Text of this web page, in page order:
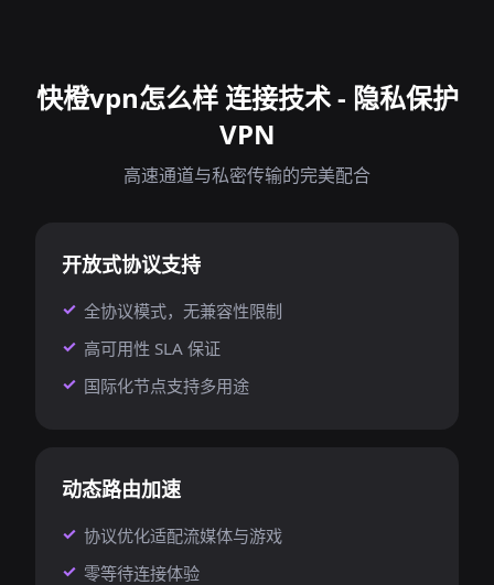
快橙vpn怎么样 连接技术 - 隐私保护
VPN
高速通道与私密传输的完美配合
开放式协议支持
全协议模式，无兼容性限制
高可用性 SLA 保证
国际化节点支持多用途
动态路由加速
协议优化适配流媒体与游戏
零等待连接体验